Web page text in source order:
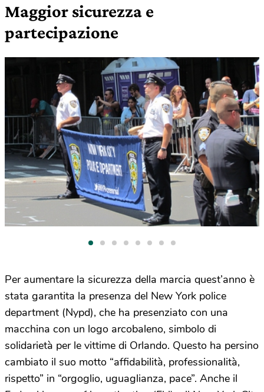
Maggior sicurezza e
partecipazione
Per aumentare la sicurezza della marcia quest’anno è
stata garantita la presenza del New York police
department (Nypd), che ha presenziato con una
macchina con un logo arcobaleno, simbolo di
solidarietà per le vittime di Orlando. Questo ha persino
cambiato il suo motto “affidabilità, professionalità,
rispetto” in “orgoglio, uguaglianza, pace”. Anche il